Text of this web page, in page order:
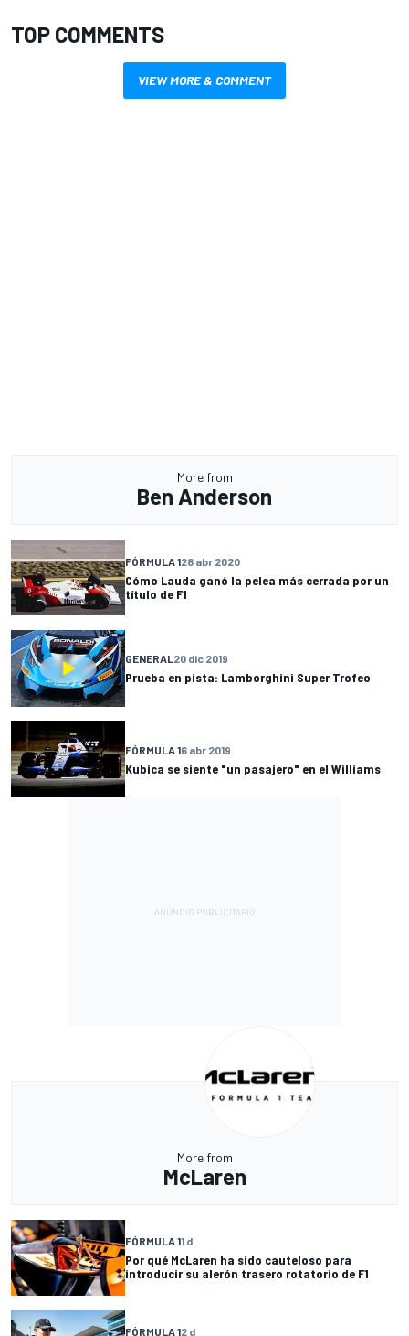
TOP COMMENTS
VIEW MORE & COMMENT
More from
Ben Anderson
FÓRMULA 128 abr 2020
Cómo Lauda ganó la pelea más cerrada por un
título de F1
GENERAL20 dic 2019
Prueba en pista: Lamborghini Super Trofeo
FÓRMULA 16 abr 2019
Kubica se siente "un pasajero" en el Williams
More from
McLaren
FÓRMULA 11 d
Por qué McLaren ha sido cauteloso para
introducir su alerón trasero rotatorio de F1
FÓRMULA 12 d